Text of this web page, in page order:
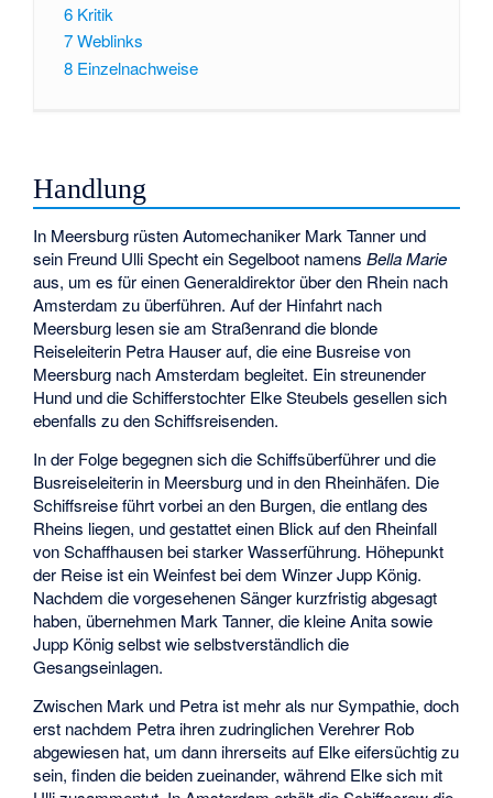
6 Kritik
7Weblinks
8 Einzelnachweise
Handlung
In Meersburg rüsten Automechaniker Mark Tanner und
sein Freund Ulli Specht ein Segelboot namensBella Marie
aus, um es für einen Generaldirektor über den Rhein nach
Amsterdam zu überführen. Auf der Hinfahrt nach
Meersburg lesen sie am Straßenrand die blonde
Reiseleiterin Petra Hauser auf, die eine Busreise von
Meersburg nach Amsterdam begleitet. Ein streunender
Hund und die Schifferstochter Elke Steubels gesellen sich
ebenfalls zu den Schiffsreisenden.
In der Folge begegnen sich die Schiffsüberführer und die
Busreiseleiterin in Meersburg und in den Rheinhäfen. Die
Schiffsreise führt vorbei an den Burgen, die entlang des
Rheins liegen, und gestattet einen Blick auf den Rheinfall
von Schaffhausenbei starker Wasserführung. Höhepunkt
der Reise ist ein Weinfest bei dem Winzer Jupp König.
Nachdem die vorgesehenen Sänger kurzfristig abgesagt
haben, übernehmen Mark Tanner, die kleine Anita sowie
Jupp König selbst wie selbstverständlich die
Gesangseinlagen.
Zwischen Mark und Petra ist mehr als nur Sympathie, doch
erst nachdem Petra ihren zudringlichen Verehrer Rob
abgewiesen hat, um dann ihrerseits auf Elke eifersüchtig zu
sein, finden die beiden zueinander, während Elke sich mit